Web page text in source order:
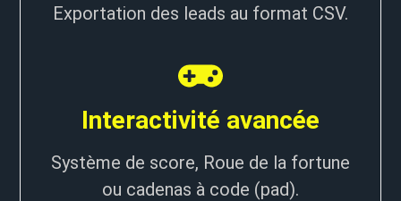
Exportation des leads au format CSV.
Interactivité avancée
Système de score, Roue de la fortune
ou cadenas à code (pad).